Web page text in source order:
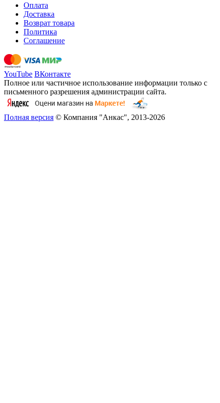
Оплата
Доставка
Возврат товара
Политика
Соглашение
YouTube ВКонтакте
Полное или частичное использование информации только с
письменного разрешения администрации сайта.
Полная версия © Компания "Анкас", 2013-2026